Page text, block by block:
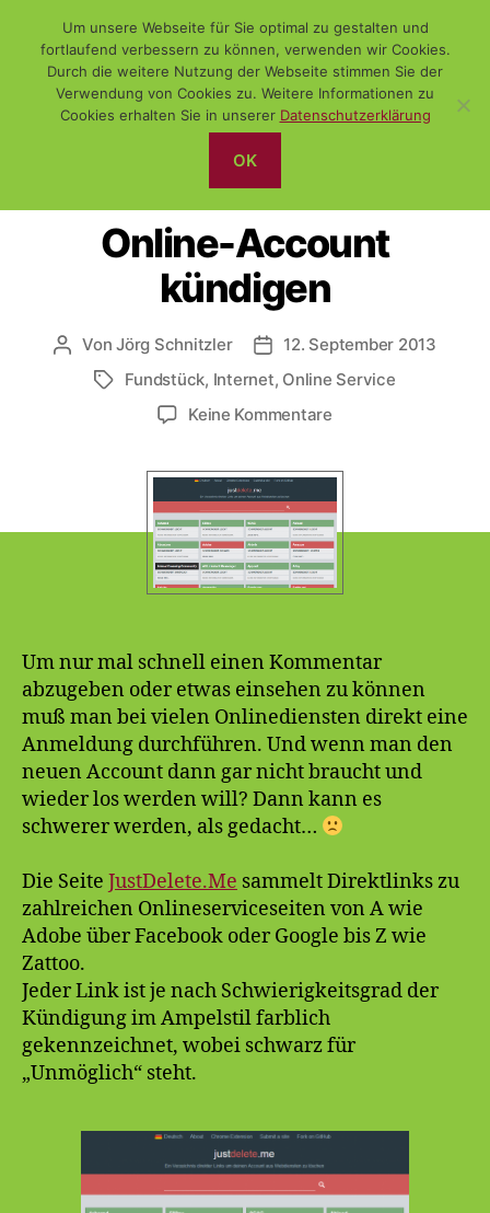
WiSch
Kategorien
FUNDSTÜCK INTERNET
Online-Account
kündigen
Beitragsautor
VonJörg Schnitzler Veröffentlichungsdatum
12. September 2013
Schlagwörter
Fundstück, Internet, Online Service
Keine Kommentarezu
Um nur mal schnell einen Kommentar
abzugeben oder etwas einsehen zu können
muß man bei vielen Onlinediensten direkt eine
Anmeldung durchführen. Und wenn man den
neuen Account dann gar nicht braucht und
wieder los werden will? Dann kann es
schwerer werden, als gedacht…
Die Seite JustDelete.Me sammelt Direktlinks zu
zahlreichen Onlineserviceseiten von A wie
Adobe über Facebook oder Google bis Z wie
Zattoo.
Jeder Link ist je nach Schwierigkeitsgrad der
Kündigung im Ampelstil farblich
gekennzeichnet, wobei schwarz für
„Unmöglich“ steht.
Um unsere Webseite für Sie optimal zu gestalten und
fortlaufend verbessern zu können, verwenden wir Cookies.
Durch die weitere Nutzung der Webseite stimmen Sie der
Verwendung von Cookies zu. Weitere Informationen zu
Cookies erhalten Sie in unserer Datenschutzerklärung
OK